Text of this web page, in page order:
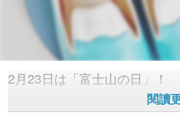
富士山アイテム🗻
2月23日は「富士山の日」！